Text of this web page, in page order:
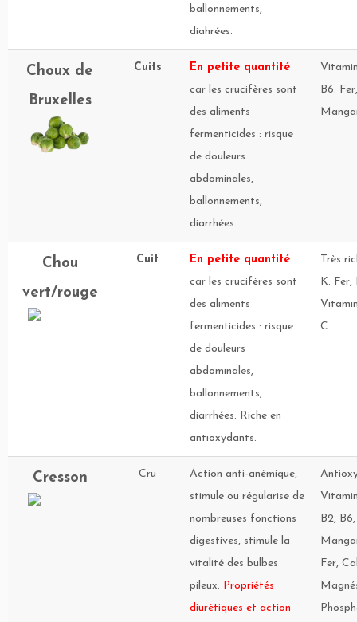
ballonnements,
diahrées.
Choux de
Bruxelles
Cuits
En petite quantité
car les crucifères sont
des aliments
fermenticides : risque
de douleurs
abdominales,
ballonnements,
diarrhées.
B6.
Chou
vert/rouge
Cuit
En petite quantité
car les crucifères sont
des aliments
fermenticides : risque
de douleurs
abdominales,
ballonnements,
diarrhées. Riche en
antioxydants.
Très
K. Fer,
C.
Cresson Cru
Action anti-anémique,
stimule ou régularise de
nombreuses fonctions
digestives, stimule la
vitalité des bulbes
pileux. Propriétés
diurétiques et action
B2,
Fer,